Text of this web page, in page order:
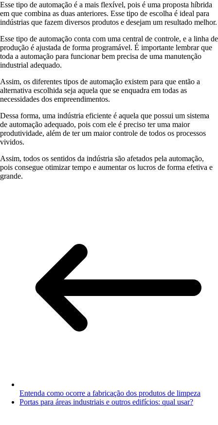
Esse tipo de automação é a mais flexível, pois é uma proposta híbrida
em que combina as duas anteriores. Esse tipo de escolha é ideal para
indústrias que fazem diversos produtos e desejam um resultado melhor.
Esse tipo de automação conta com uma central de controle, e a linha de
produção é ajustada de forma programável. É importante lembrar que
toda a automação para funcionar bem precisa de uma manutenção
industrial adequado.
Assim, os diferentes tipos de automação existem para que então a
alternativa escolhida seja aquela que se enquadra em todas as
necessidades dos empreendimentos.
Dessa forma, uma indústria eficiente é aquela que possui um sistema
de automação adequado, pois com ele é preciso ter uma maior
produtividade, além de ter um maior controle de todos os processos
vividos.
Assim, todos os sentidos da indústria são afetados pela automação,
pois consegue otimizar tempo e aumentar os lucros de forma efetiva e
grande.
Entenda como ocorre a fabricação dos produtos de limpeza
Portas para áreas industriais e outros edifícios: qual usar?